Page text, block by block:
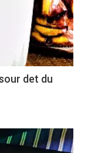
det du